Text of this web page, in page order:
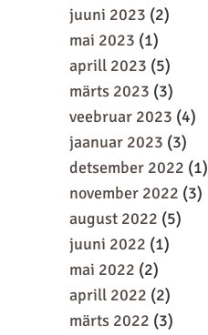
juuni 2023 (2)
mai 2023 (1)
aprill 2023 (5)
märts 2023 (3)
veebruar 2023 (4)
jaanuar 2023 (3)
detsember 2022 (1)
november 2022 (3)
august 2022 (5)
juuni 2022 (1)
mai 2022 (2)
aprill 2022 (2)
märts 2022 (3)